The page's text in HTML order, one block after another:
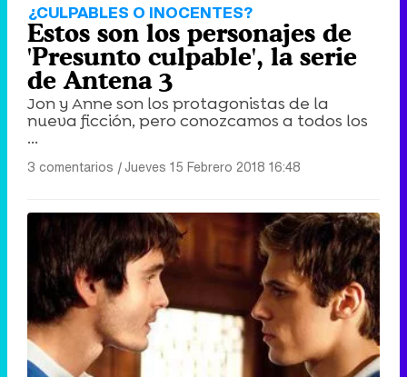
Canción ganadora de Eurovisión 2026: DARA con "Bangaranga" por Bulgaria
¿CULPABLES O INOCENTES?
Estos son los personajes de
'Presunto culpable', la serie
de Antena 3
Jon y Anne son los protagonistas de la
nueva ficción, pero conozcamos a todos los
...
3 comentarios |Jueves 15 Febrero 2018 16:48